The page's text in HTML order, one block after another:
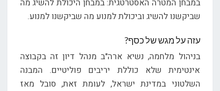
במבחן המטרה האסטרטגית: במבחן היכולת להשיג מה
שביקשנו להשיג וביכולת למנוע מה שביקשנו למנוע.
עזה על מגש של כסף?
בניהול מלחמה, נשיא ארה"ב מנהל דיון זה בקבוצה
אינטימית שלא כוללת יריבים פוליטיים. המבנה
השלטוני במדינת ישראל, לעומת זאת, סובל מאז